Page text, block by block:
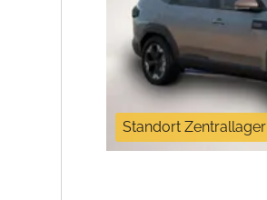
Standort Zentrallager